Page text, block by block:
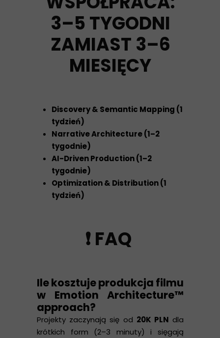
3–5 TYGODNI
ZAMIAST 3–6
MIESIĘCY
Discovery & Semantic Mapping (1
tydzień)
Narrative Architecture (1–2
tygodnie)
AI-Driven Production (1–2
tygodnie)
Optimization & Distribution (1
tydzień)
❗FAQ
Ile kosztuje produkcja filmu
w Emotion Architecture™
approach?
Projekty zaczynają się od 20K PLN dla
krótkich form (2–3 minuty) i sięgają